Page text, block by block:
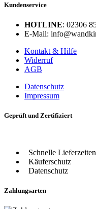
Kundenservice
HOTLINE: 02306
E-Mail:
Kontakt & Hilfe
Widerruf
AGB
Datenschutz
Impressum
Geprüft und Zertifiziert
Schnelle Lieferzeiten
Käuferschutz
Datenschutz
Zahlungsarten